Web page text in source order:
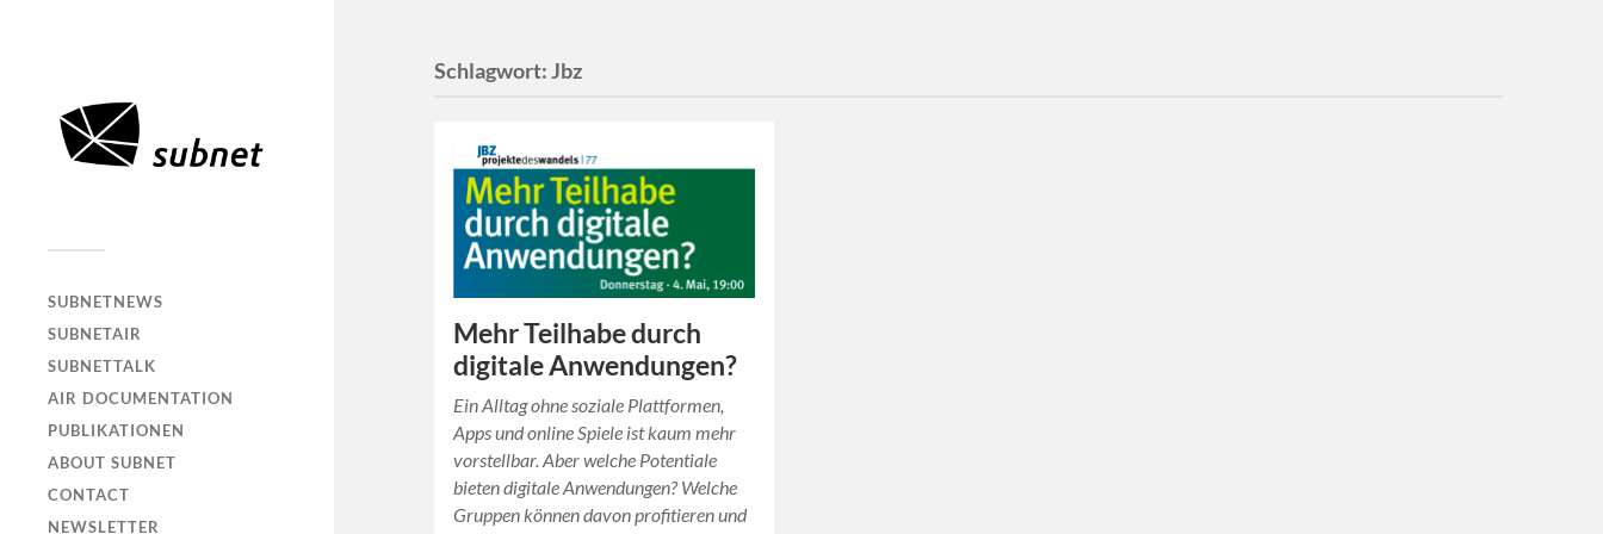
SUBNETNEWS
SUBNETAIR
SUBNETTALK
AIR DOCUMENTATION
PUBLIKATIONEN
ABOUT SUBNET
CONTACT
NEWSLETTER
Schlagwort:Jbz
Mehr Teilhabe durch
digitale Anwendungen?
Ein Alltag ohne soziale Plattformen,
Apps und online Spiele ist kaum mehr
vorstellbar. Aber welche Potentiale
bieten digitale Anwendungen? Welche
Gruppen können davon profitieren und